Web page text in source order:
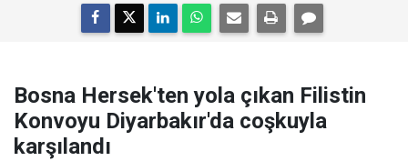
Bosna Hersek'ten yola çıkan Filistin
Konvoyu Diyarbakır'da coşkuyla
karşılandı